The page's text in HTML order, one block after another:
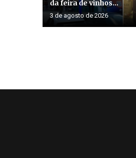
da feira de vinhos...
3 de agosto de 2026